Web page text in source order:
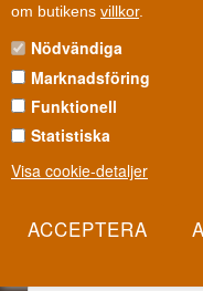
om butikens villkor.
Nödvändiga
Marknadsföring
Funktionell
Statistiska
Visa cookie-detaljer
Inga produkter
INFORMATION
INVESTERING I WHISKY